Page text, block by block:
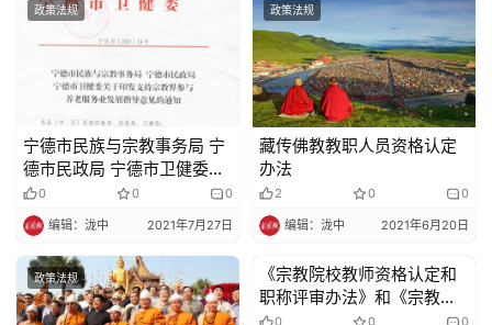
政策法规
宁德市民族与宗教事务局 宁
德市民政局 宁德市卫健委关
于印发支持宗教界参与养老
服务业发展指导意见的通知
0 0 0
编辑：泷中 2021年7月27日
政策法规
藏传佛教教职人员资格认定
办法
2 0 0
编辑：泷中 2021年6月20日
政策法规 政策法规
《宗教院校教师资格认定和
职称评审办法》和《宗教院
校学衔授予办法》公布 2025